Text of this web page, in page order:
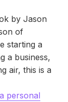
by Jason
of
starting a
a business,
air, this is a
personal